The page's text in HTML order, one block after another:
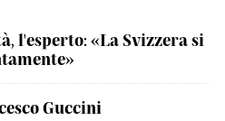
l'esperto: «La Svizzera si
Guccini